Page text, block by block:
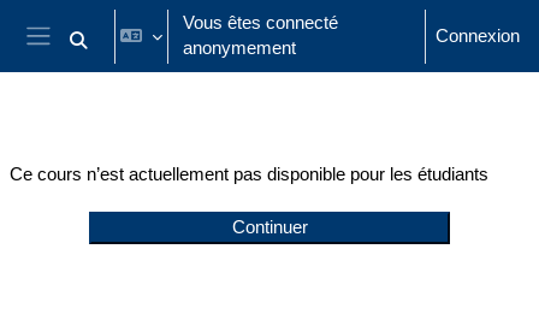
Passer au contenu principal
Panneau latéral
Activer/désactiver la saisie de recherche
Vous êtes connecté
anonymement
Connexion
Ce cours n’est actuellement pas disponible pour les étudiants
Continuer